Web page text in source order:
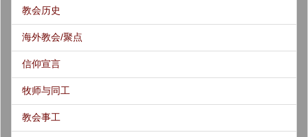
教会历史
海外教会/聚点
信仰宣言
牧师与同工
教会事工